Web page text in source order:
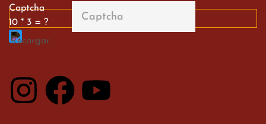
Captcha
10 * 3 = ?